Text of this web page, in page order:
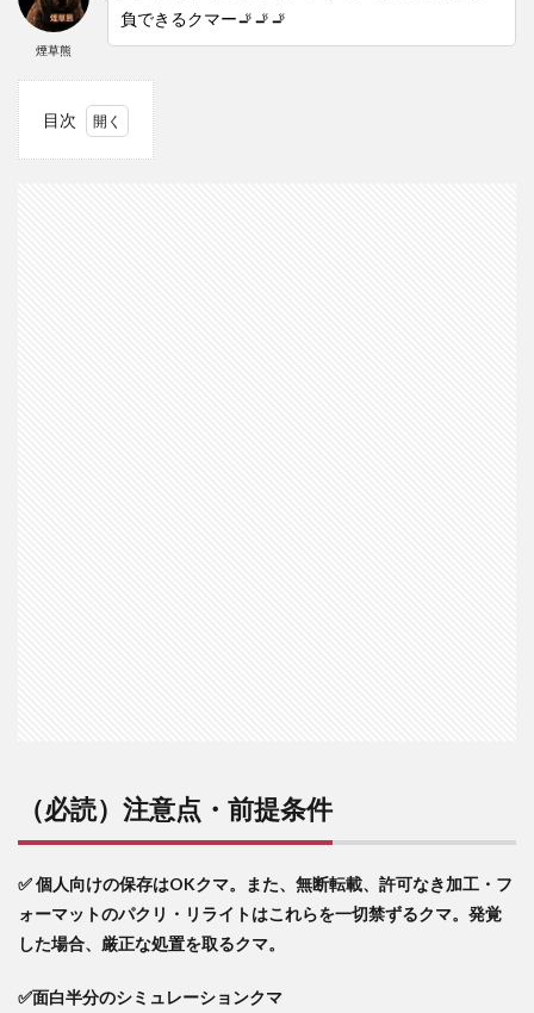
煙草熊
負できるクマー🚬🚬🚬
目次
を知
って
か？
～
4
お金
（必読）注意点・前提条件
✅ 個人向けの保存はOKクマ。また、無断転載、許可なき加工・フ
ォーマットのパクリ・リライトはこれらを一切禁ずるクマ。発覚
した場合、厳正な処置を取るクマ。
✅面白半分のシミュレーションクマ